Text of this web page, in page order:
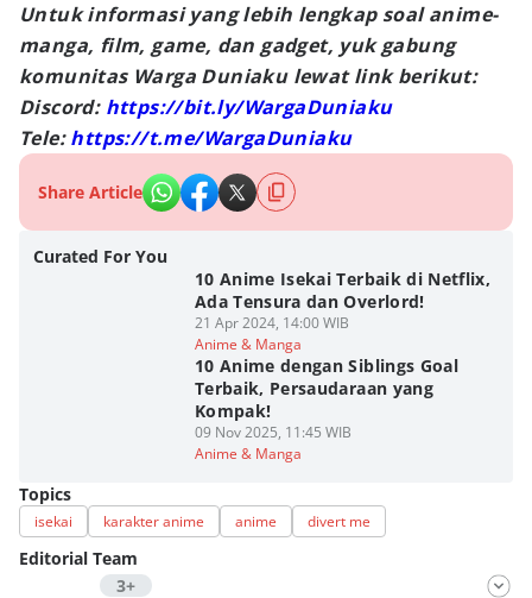
Untuk informasi yang lebih lengkap soal anime-
manga, film, game, dan gadget, yuk gabung
komunitas Warga Duniaku lewat link berikut:
Discord: https://bit.ly/WargaDuniaku
Tele:https://t.me/WargaDuniaku
Share Article
Curated For You
10 Anime Isekai Terbaik di Netflix,
Ada Tensura dan Overlord!
21 Apr 2024, 14:00 WIB
Anime & Manga
10 Anime dengan Siblings Goal
Terbaik, Persaudaraan yang
Kompak!
09 Nov 2025, 11:45 WIB
Anime & Manga
Topics
isekai karakter anime anime divert me
Editorial Team
3+